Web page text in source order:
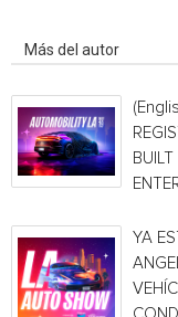
Más del autor
YA